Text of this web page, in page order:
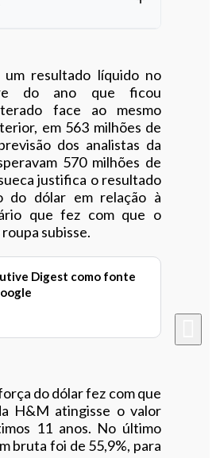
resultado líquido no
do ano que ficou
face ao mesmo
em 563 milhões de
dos analistas da
570 milhões de
justifica o resultado
do dólar em relação à
que fez com que o
subisse.
Digest como fonte
do dólar fez com que
H&M atingisse o valor
11 anos. No último
bruta foi de 55,9%, para